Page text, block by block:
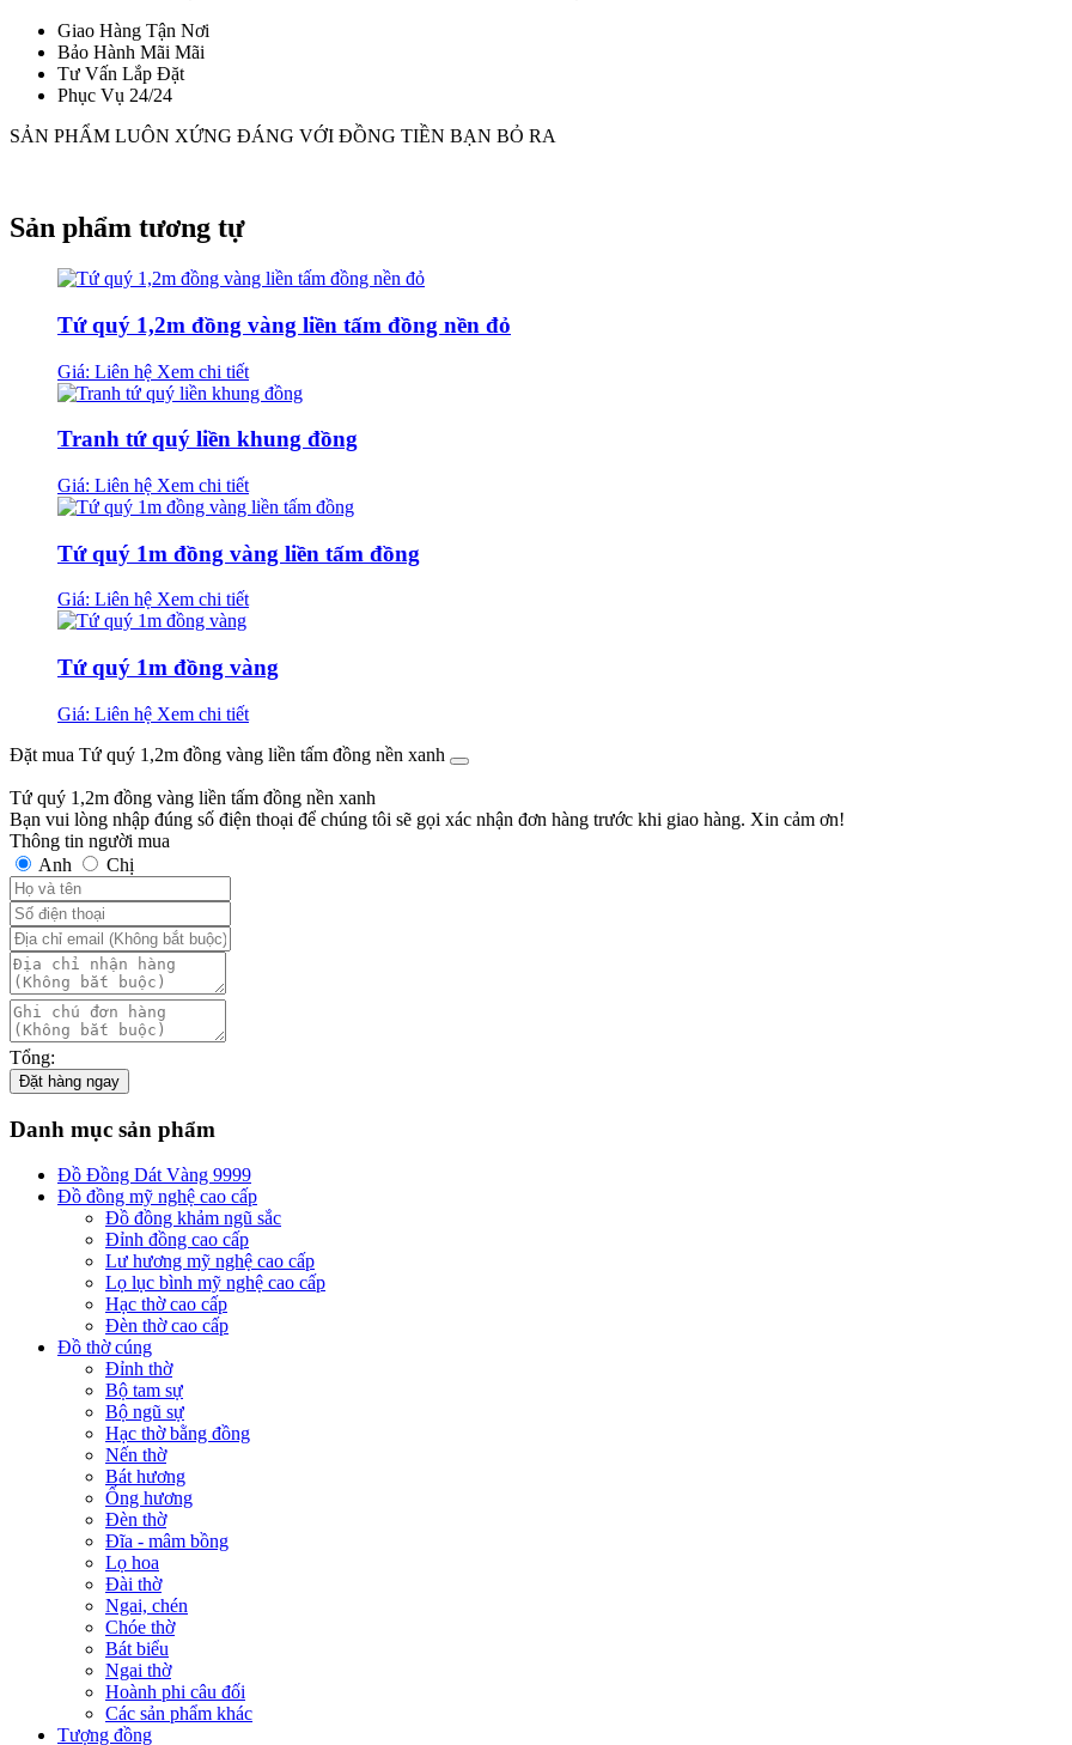
Giao Hàng Tận Nơi
Bảo Hành Mãi Mãi
Tư Vấn Lắp Đặt
Phục Vụ 24/24
SẢN PHẨM LUÔN XỨNG ĐÁNG VỚI ĐỒNG TIỀN BẠN BỎ RA
Sản phẩm tương tự
Tứ quý 1,2m đồng vàng liền tấm đồng nền đỏ
Giá: Liên hệ Xem chi tiết
Tranh tứ quý liền khung đồng
Giá: Liên hệ Xem chi tiết
Tứ quý 1m đồng vàng liền tấm đồng
Giá: Liên hệ Xem chi tiết
Tứ quý 1m đồng vàng
Giá: Liên hệ Xem chi tiết
Đặt mua Tứ quý 1,2m đồng vàng liền tấm đồng nền xanh
Tứ quý 1,2m đồng vàng liền tấm đồng nền xanh
Bạn vui lòng nhập đúng số điện thoại để chúng tôi sẽ gọi xác nhận đơn hàng trước khi giao hàng. Xin cảm ơn!
Thông tin người mua
Anh
Chị
Tổng:
Đặt hàng ngay
Danh mục sản phẩm
Đồ Đồng Dát Vàng 9999
Đồ đồng mỹ nghệ cao cấp
Đồ đồng khảm ngũ sắc
Đỉnh đồng cao cấp
Lư hương mỹ nghệ cao cấp
Lọ lục bình mỹ nghệ cao cấp
Hạc thờ cao cấp
Đèn thờ cao cấp
Đồ thờ cúng
Đỉnh thờ
Bộ tam sự
Bộ ngũ sự
Hạc thờ bằng đồng
Nến thờ
Bát hương
Ống hương
Đèn thờ
Đĩa - mâm bồng
Lọ hoa
Đài thờ
Ngai, chén
Chóe thờ
Bát biểu
Ngai thờ
Hoành phi câu đối
Các sản phẩm khác
Tượng đồng